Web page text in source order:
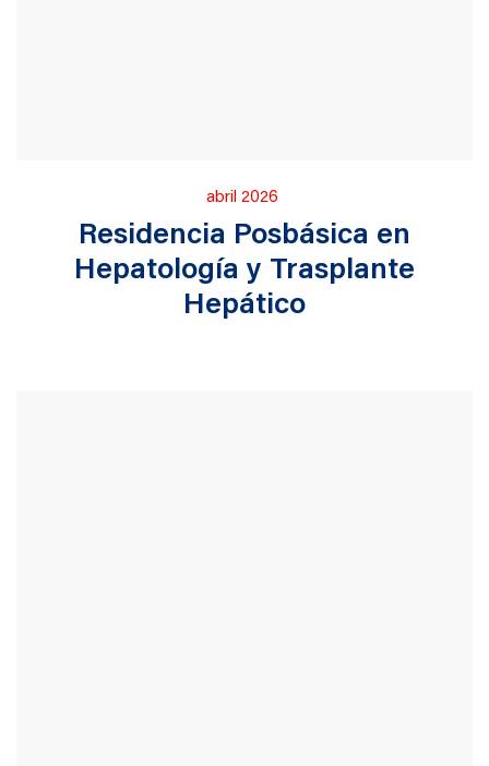
Publicado
en
abril 2026
Residencia Posbásica en
Hepatología y Trasplante
Hepático